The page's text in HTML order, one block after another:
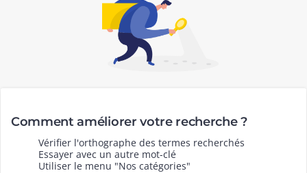
Comment améliorer votre recherche ?
Vérifier l'orthographe des termes recherchés
Essayer avec un autre mot-clé
Utiliser le menu "Nos catégories"